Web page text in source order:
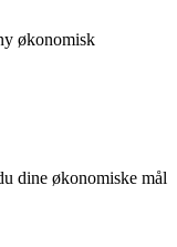
økonomisk
dine økonomiske mål